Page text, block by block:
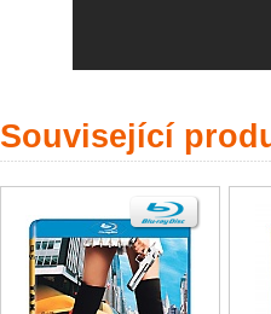
Související